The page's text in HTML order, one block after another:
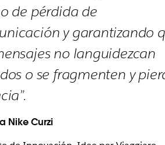
de pérdida de
y garantizando
no languidezcan
o se fragmenten y
Nike Curzi